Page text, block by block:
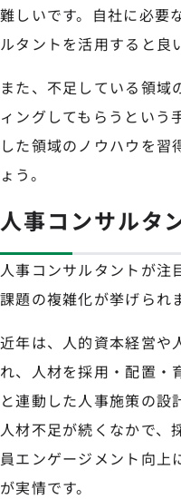
難しいです。自社に必要
ルタントを活用すると良
また、不足している領域
ィングしてもらうという
した領域のノウハウを習
ょう。
人事コンサルタ
人事コンサルタントが注
課題の複雑化が挙げられ
近年は、人的資本経営や
れ、人材を採用・配置・
と連動した人事施策の設
人材不足が続くなかで、
員エンゲージメント向上
が実情です。